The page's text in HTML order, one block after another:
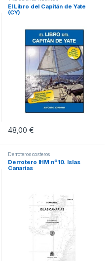
El Libro del Capitán de Yate
(CY)
48,00€
Derroteros costeros
Derrotero IHM nº10. Islas
Canarias